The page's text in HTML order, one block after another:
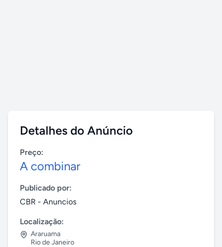
Detalhes do Anúncio
Preço:
A combinar
Publicado por:
CBR - Anuncios
Localização:
Araruama
Rio de Janeiro